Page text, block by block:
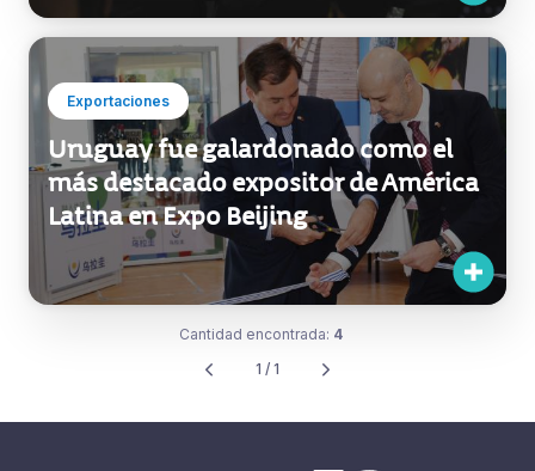
Exportaciones
Uruguay fue galardonado como el
más destacado expositor de América
Latina en Expo Beijing
Cantidad encontrada: 4
1 / 1